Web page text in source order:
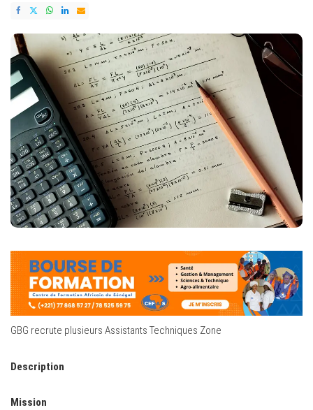
GBG recrute plusieurs Assistants Techniques Zone
Description
Mission